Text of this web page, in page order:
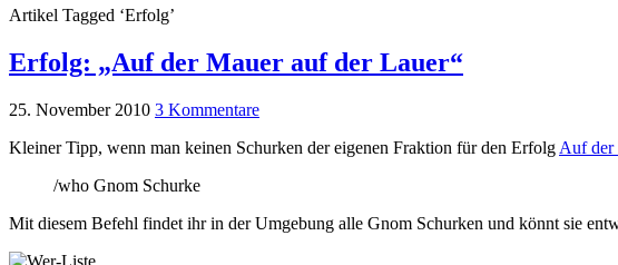
Artikel Tagged ‘Erfolg’
Erfolg: „Auf der Mauer auf der Lauer“
25. November 2010 3 Kommentare
Kleiner Tipp, wenn man keinen Schurken der eigenen Fraktion für den Erfolg Auf der
/who Gnom Schurke
Mit diesem Befehl findet ihr in der Umgebung alle Gnom Schurken und könnt sie